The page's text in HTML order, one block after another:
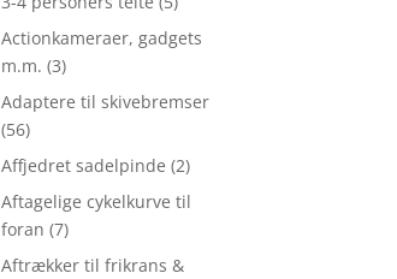
Actionkameraer, gadgets
m.m. (3)
Adaptere til skivebremser
(56)
Affjedret sadelpinde (2)
Aftagelige cykelkurve til
foran (7)
Aftrækker til frikrans &